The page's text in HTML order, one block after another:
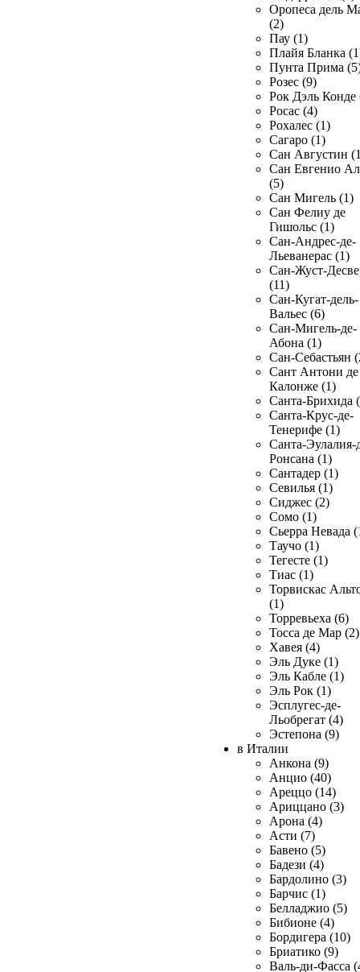
Оропеса дель
(2)
Пау (1)
Плайя Бланка
Пунта Прима
Розес (9)
Рок Дэль Конде
Росас (4)
Рохалес (1)
Сагаро (1)
Сан Августин
Сан Евгенио
(5)
Сан Мигель (1)
Сан Фелиу де
Гишольс (1)
Сан-Андрес-де-
Льеванерас (1)
Сан-Жуст-
(11)
Сан-Кугат-дель-
Вальес (6)
Сан-Мигель-де-
Абона (1)
Сан-Себастьян
Сант Антони де
Калонже (1)
Санта-Брихида
Санта-Крус-де-
Тенерифе (1)
Санта-Эулалия-
Ронсана (1)
Сантадер (1)
Севилья (1)
Сиджес (2)
Сомо (1)
Сьерра Невада
Таучо (1)
Тегесте (1)
Тиас (1)
Торвискас
(1)
Торревьеха (6)
Тосса де Мар (2)
Хавея (4)
Эль Дуке (1)
Эль Кабле (1)
Эль Рок (1)
Эсплугес-де-
Льобрегат (4)
Эстепона (9)
в Италии
Анкона (9)
Анцио (40)
Ареццо (14)
Ариццано (3)
Арона (4)
Асти (7)
Бавено (5)
Бадези (4)
Бардолино (3)
Барчис (1)
Белладжио (5)
Бибионе (4)
Бордигера (10)
Бриатико (9)
Валь-ди-Фасса